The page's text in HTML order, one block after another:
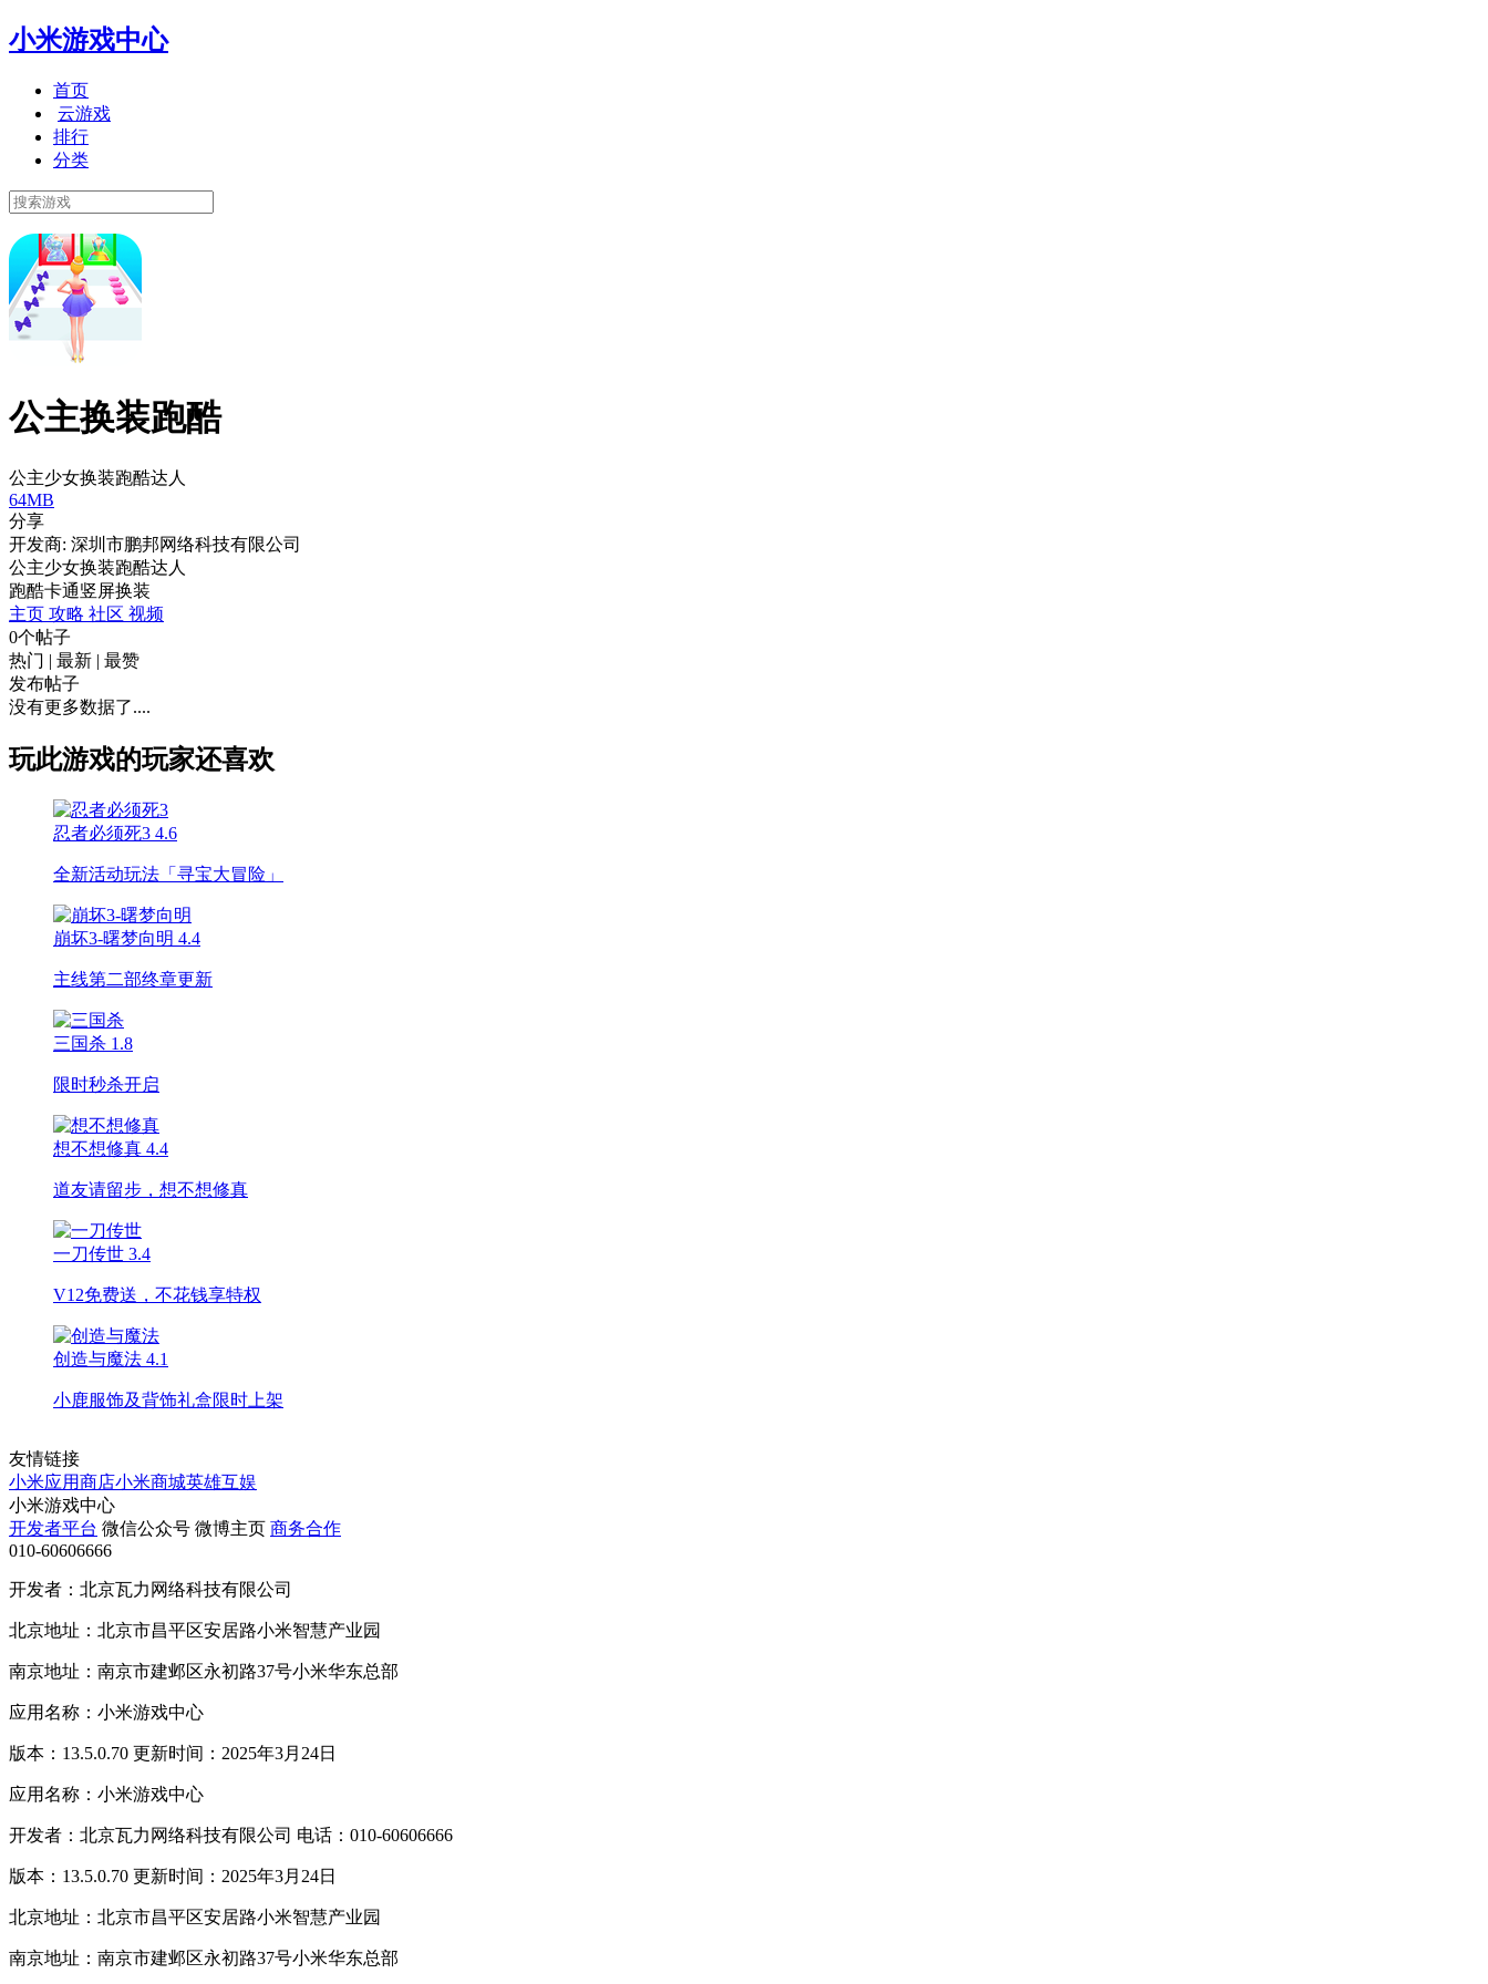
小米游戏中心
首页
云游戏
排行
分类
公主换装跑酷
公主少女换装跑酷达人
64MB
分享
开发商: 深圳市鹏邦网络科技有限公司
公主少女换装跑酷达人
跑酷卡通竖屏换装
主页 攻略 社区 视频
0个帖子
热门 | 最新 | 最赞
发布帖子
没有更多数据了....
玩此游戏的玩家还喜欢
忍者必须死3 4.6
全新活动玩法「寻宝大冒险」
崩坏3-曙梦向明 4.4
主线第二部终章更新
三国杀 1.8
限时秒杀开启
想不想修真 4.4
道友请留步，想不想修真
一刀传世 3.4
V12免费送，不花钱享特权
创造与魔法 4.1
小鹿服饰及背饰礼盒限时上架
友情链接
小米应用商店小米商城英雄互娱
小米游戏中心
开发者平台 微信公众号 微博主页 商务合作
010-60606666
开发者：北京瓦力网络科技有限公司
北京地址：北京市昌平区安居路小米智慧产业园
南京地址：南京市建邺区永初路37号小米华东总部
应用名称：小米游戏中心
版本：13.5.0.70 更新时间：2025年3月24日
应用名称：小米游戏中心
开发者：北京瓦力网络科技有限公司 电话：010-60606666
版本：13.5.0.70 更新时间：2025年3月24日
北京地址：北京市昌平区安居路小米智慧产业园
南京地址：南京市建邺区永初路37号小米华东总部